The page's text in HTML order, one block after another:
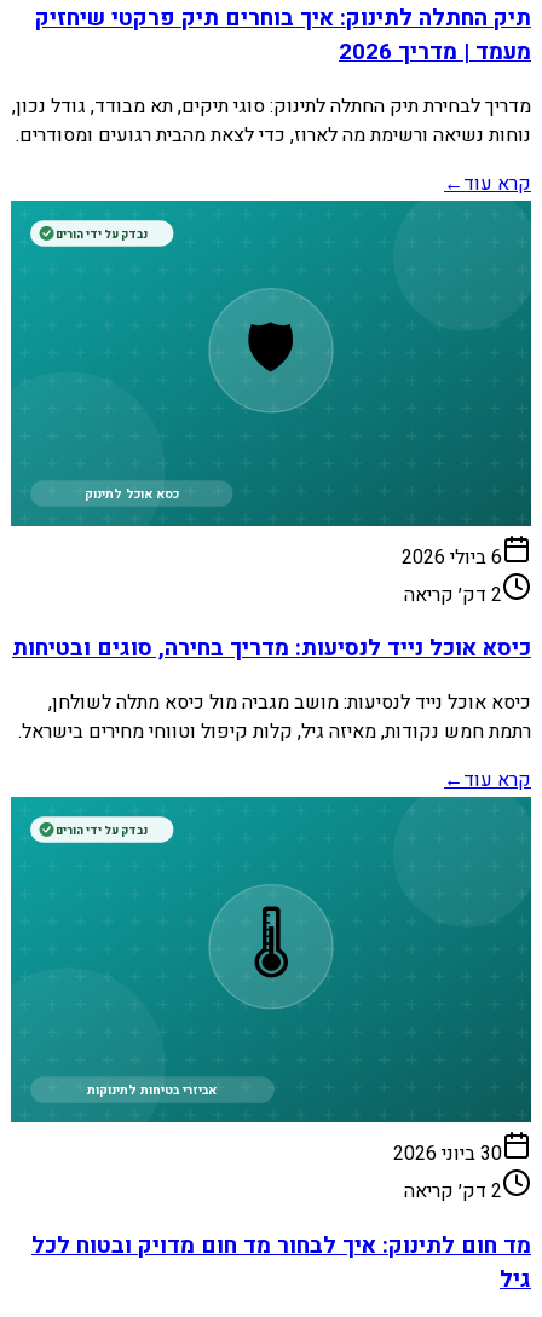
תיק החתלה לתינוק: איך בוחרים תיק פרקטי שיחזיק
מעמד | מדריך 2026
מדריך לבחירת תיק החתלה לתינוק: סוגי תיקים, תא מבודד, גודל נכון,
נוחות נשיאה ורשימת מה לארוז, כדי לצאת מהבית רגועים ומסודרים.
קרא עוד←
🛡️
כסא אוכל לתינוק
נבדק על ידי הורים
6 ביולי 2026
2 דק׳ קריאה
כיסא אוכל נייד לנסיעות: מדריך בחירה, סוגים ובטיחות
כיסא אוכל נייד לנסיעות: מושב מגביה מול כיסא מתלה לשולחן,
רתמת חמש נקודות, מאיזה גיל, קלות קיפול וטווחי מחירים בישראל.
קרא עוד←
🌡️
אביזרי בטיחות לתינוקות
נבדק על ידי הורים
30 ביוני 2026
2 דק׳ קריאה
מד חום לתינוק: איך לבחור מד חום מדויק ובטוח לכל
גיל